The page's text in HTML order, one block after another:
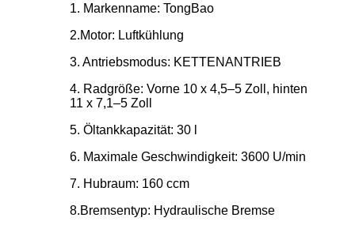
1. Markenname: TongBao
2.Motor: Luftkühlung
3. Antriebsmodus: KETTENANTRIEB
4. Radgröße: Vorne 10 x 4,5–5 Zoll, hinten
11 x 7,1–5 Zoll
5. Öltankkapazität: 30 l
6. Maximale Geschwindigkeit: 3600 U/min
7. Hubraum: 160 ccm
8.Bremsentyp: Hydraulische Bremse